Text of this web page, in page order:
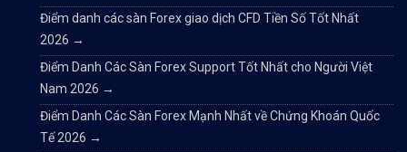
Điểm danh các sàn Forex giao dịch CFD Tiền Số Tốt Nhất
2026 →
Điểm Danh Các Sàn Forex Support Tốt Nhất cho Người Việt
Nam 2026 →
Điểm Danh Các Sàn Forex Mạnh Nhất về Chứng Khoán Quốc
Tế 2026 →